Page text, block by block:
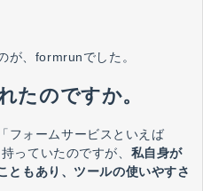
が、formrunでした。
たのですか。
フォームサービスといえば
っていたのですが、 私自身が
もあり、ツールの使いやすさ